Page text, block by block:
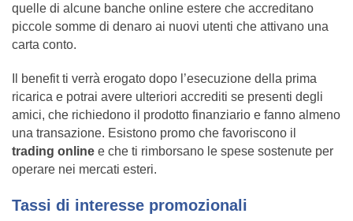
quelle di alcune banche online estere che accreditano
piccole somme di denaro ai nuovi utenti che attivano una
carta conto.
Il benefit ti verrà erogato dopo l’esecuzione della prima
ricarica e potrai avere ulteriori accrediti se presenti degli
amici, che richiedono il prodotto finanziario e fanno almeno
una transazione. Esistono promo che favoriscono il
trading online e che ti rimborsano le spese sostenute per
operare nei mercati esteri.
Tassi di interesse promozionali